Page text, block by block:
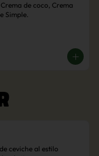
de coco, Crema
Simple.
ceviche al estilo